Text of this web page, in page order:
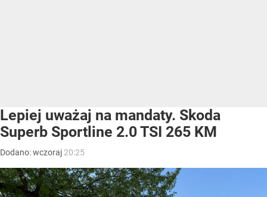
Lepiej uważaj na mandaty. Skoda
Superb Sportline 2.0 TSI 265 KM
Dodano:wczoraj 20:25